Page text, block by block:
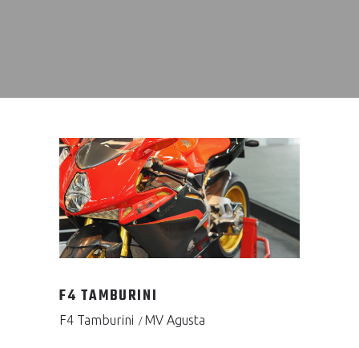
F4 TAMBURINI
F4 Tamburini MV Agusta